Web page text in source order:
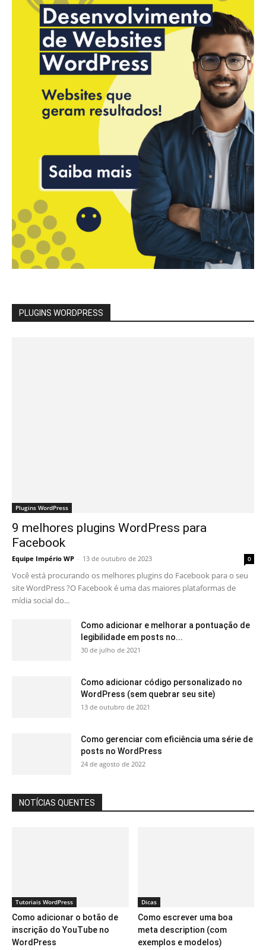
PLUGINS WORDPRESS
Plugins WordPress
9 melhores plugins WordPress para
Facebook
Equipe Império WP - 13 de outubro de 2023 0
Você está procurando os melhores plugins do Facebook para o seu
site WordPress ?O Facebook é uma das maiores plataformas de
mídia social do...
Como adicionar e melhorar a pontuação de
legibilidade em posts no...
30 de julho de 2021
Como adicionar código personalizado no
WordPress (sem quebrar seu site)
13 de outubro de 2021
Como gerenciar com eficiência uma série de
posts no WordPress
24 de agosto de 2022
NOTÍCIAS QUENTES
Tutoriais WordPress
Como adicionar o botão de
inscrição do YouTube no
WordPress
Dicas
Como escrever uma boa
meta description (com
exemplos e modelos)